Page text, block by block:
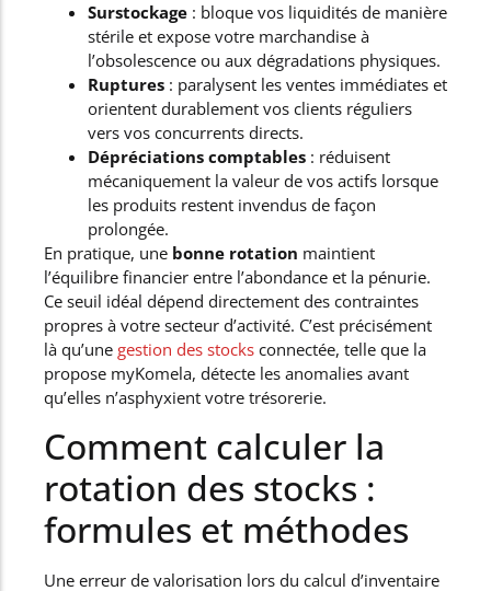
Surstockage : bloque vos liquidités de manière
stérile et expose votre marchandise à
l’obsolescence ou aux dégradations physiques.
Ruptures : paralysent les ventes immédiates et
orientent durablement vos clients réguliers
vers vos concurrents directs.
Dépréciations comptables : réduisent
mécaniquement la valeur de vos actifs lorsque
les produits restent invendus de façon
prolongée.
En pratique, une bonne rotation maintient
l’équilibre financier entre l’abondance et la pénurie.
Ce seuil idéal dépend directement des contraintes
propres à votre secteur d’activité. C’est précisément
là qu’une gestion des stocks connectée, telle que la
propose myKomela, détecte les anomalies avant
qu’elles n’asphyxient votre trésorerie.
Comment calculer la
rotation des stocks :
formules et méthodes
Une erreur de valorisation lors du calcul d’inventaire